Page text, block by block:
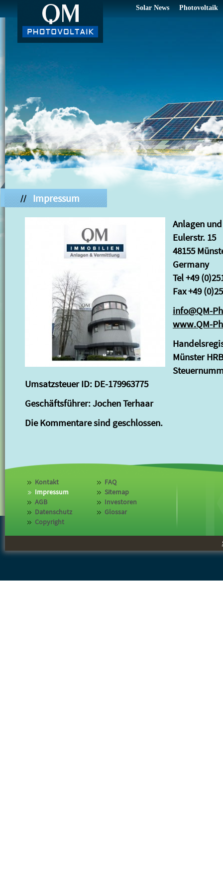
Solar News Photovoltaik
// Impressum
Anlagen
Eulerstr. 15
48155
Germany
Tel +49
Fax +49
info@QM-
www.QM-
Münster
Umsatzsteuer ID: DE-179963775
Geschäftsführer: Jochen Terhaar
Die Kommentare sind geschlossen.
Kontakt
Impressum
AGB
Datenschutz
Copyright
FAQ
Sitemap
Investoren
Glossar